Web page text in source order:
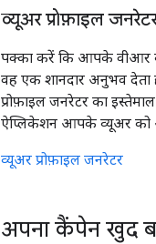
व्यूअर प्रोफ़ाइल
पक्का करें कि आपके वीआर
वह एक शानदार अनुभव देता
प्रोफ़ाइल जनरेटर का
ऐप्लिकेशन आपके व्यूअर
व्यूअर प्रोफ़ाइल जनरेटर
अपना कैंपेन खुद